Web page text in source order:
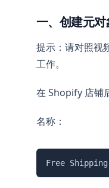
一、创建元对
提示：请对照视
工作。
在 Shopify 店铺
名称：
Free Shipping